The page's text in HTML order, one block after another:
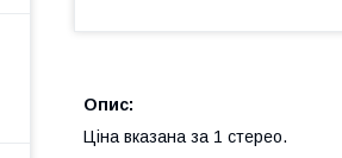
Опис:
Ціна вказана за 1 стерео.